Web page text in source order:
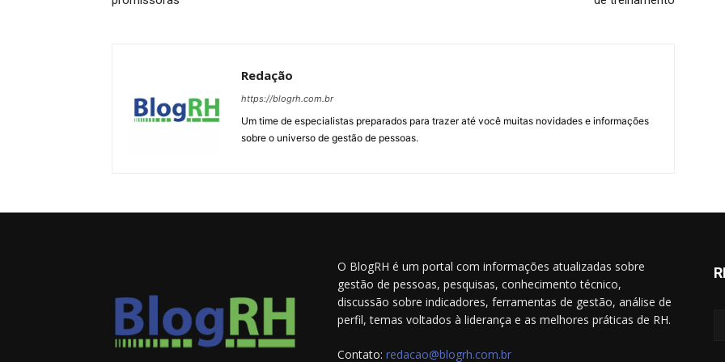
Redação
https://blogrh.com.br
Um time de especialistas preparados para trazer até você muitas novidades e informações
sobre o universo de gestão de pessoas.
O BlogRH é um portal com informações atualizadas sobre
gestão de pessoas, pesquisas, conhecimento técnico,
discussão sobre indicadores, ferramentas de gestão, análise de
perfil, temas voltados à liderança e as melhores práticas de RH.
Contato: redacao@blogrh.com.br